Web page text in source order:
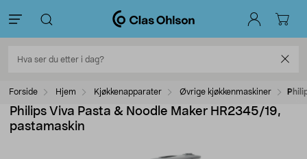
Forside Hjem Kjøkkenapparater Øvrige kjøkkenmaskiner
Philips Viva Pasta & Noodle Maker HR2345/19,
pastamaskin